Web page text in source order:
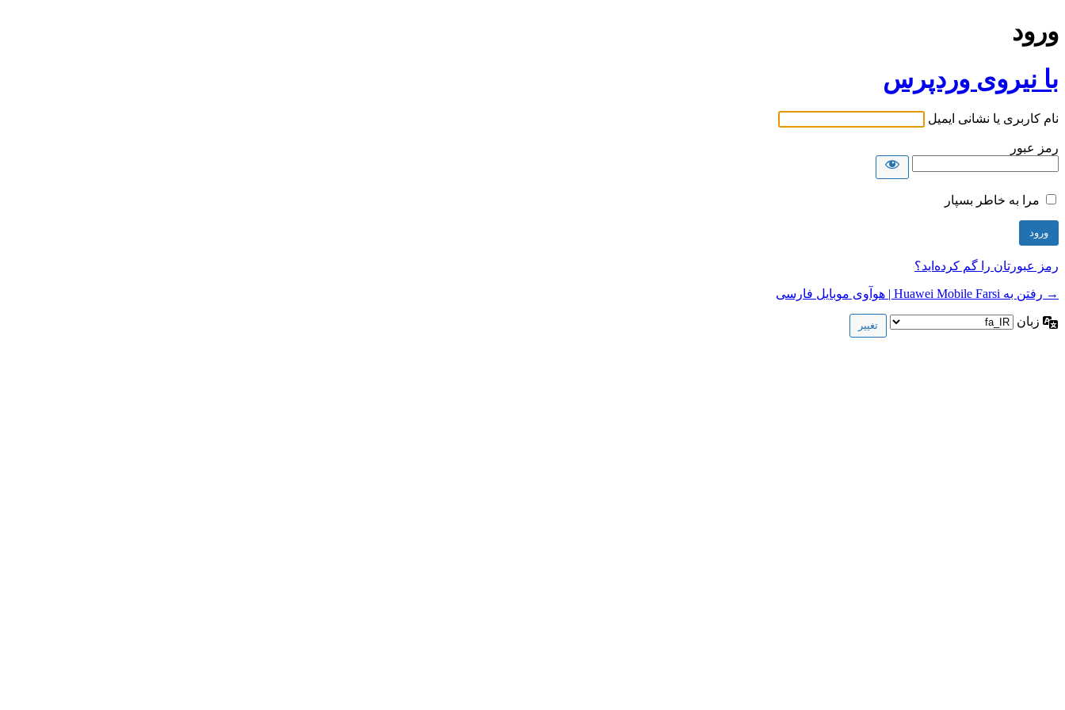
ورود
با نیروی وردپرس
نام کاربری یا نشانی ایمیل
رمز عبور
مرا به خاطر بسپار
رمز عبورتان را گم کرده‌اید؟
→ رفتن به Huawei Mobile Farsi | هوآوی موبایل فارسی
زبان